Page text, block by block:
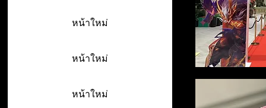
หน้าใหม่
หน้าใหม่
หน้าใหม่